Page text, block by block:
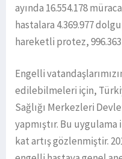
ayında 16.554.178
hastalara 4.369.977
hareketli protez,
Engelli
edilebilmeleri için,
Sağlığı Merkezleri
yapmıştır. Bu uygulama
kat artış gözlenmiştir.